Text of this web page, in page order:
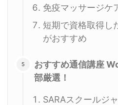
免疫マッサージケ
短期で資格取得し
がおすすめ
おすすめ通信講座
部厳選！
SARAスクールジ